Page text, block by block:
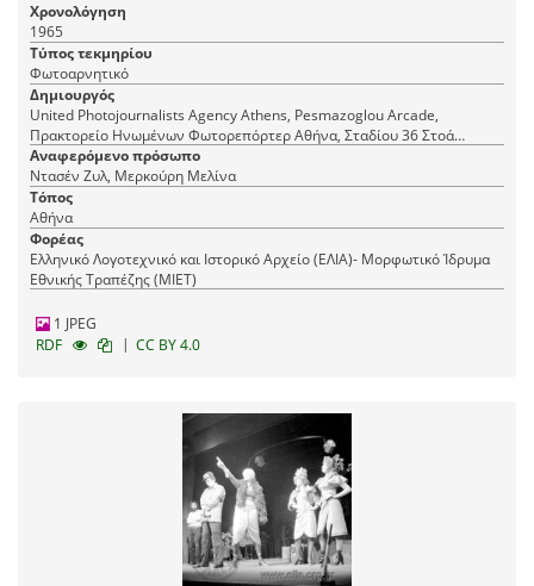
Χρονολόγηση
1965
Τύπος τεκμηρίου
Φωτοαρνητικό
Δημιουργός
United Photojournalists Agency Athens, Pesmazoglou Arcade,
Πρακτορείο Ηνωμένων Φωτορεπόρτερ Αθήνα, Σταδίου 36 Στοά
Πεσμαζόγλου, τηλ. 22-348
Αναφερόμενο πρόσωπο
Ντασέν Ζυλ, Μερκούρη Μελίνα
Τόπος
Αθήνα
Φορέας
Ελληνικό Λογοτεχνικό και Ιστορικό Αρχείο (ΕΛΙΑ)- Μορφωτικό Ίδρυμα
Εθνικής Τραπέζης (ΜΙΕΤ)
1 JPEG
RDF
| CC BY 4.0